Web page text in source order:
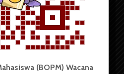
reserved BOPM WACANA.
(BOPM) Wacana